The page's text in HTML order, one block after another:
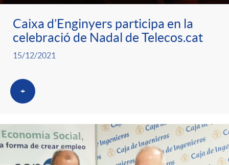
g
o
r
a
Caixa d’Enginyers participa en la
celebració de Nadal de Telecos.cat
15/12/2021
+